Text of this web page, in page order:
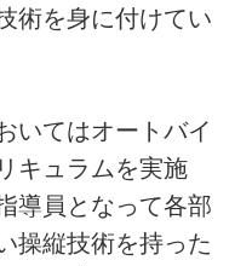
術を身に付けてい
いてはオートバイ
キュラムを実施
導員となって各部
操縦技術を持った